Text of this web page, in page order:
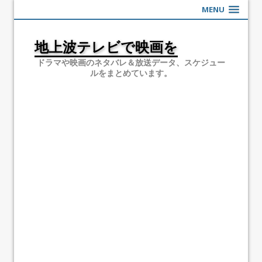
MENU
地上波テレビで映画を
ドラマや映画のネタバレ＆放送データ、スケジュー
ルをまとめています。